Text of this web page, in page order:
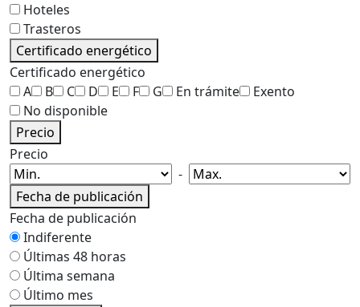
Hoteles
Trasteros
Certificado energético
Certificado energético
A
B C D E F G En trámite
Exento
No disponible
Precio
Precio
-
Fecha de publicación
Fecha de publicación
Indiferente
Últimas 48 horas
Última semana
Último mes